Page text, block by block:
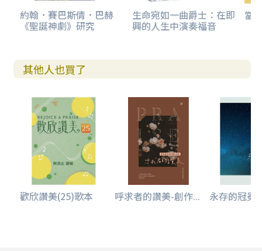
約翰．賽巴斯倩．巴赫
《聖誕神劇》研究
生命宛如一曲爵士：在即
興的人生中演奏福音
當
其他人也買了
歡欣讚美(25)歌本 呼求者的讚美-創作... 永存的冠冕